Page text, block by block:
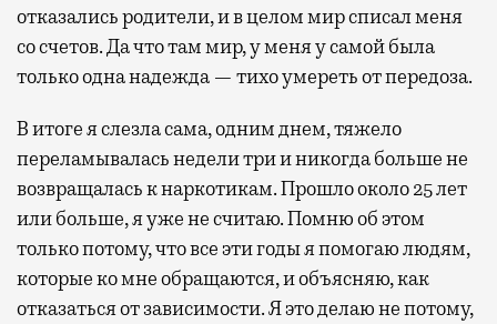
отказались родители, и в целом мир списал меня
со счетов. Да что там мир, у меня у самой была
только одна надежда — тихо умереть от передоза.
В итоге я слезла сама, одним днем, тяжело
переламывалась недели три и никогда больше не
возвращалась к наркотикам. Прошло около 25 лет
или больше, я уже не считаю. Помню об этом
только потому, что все эти годы я помогаю людям,
которые ко мне обращаются, и объясняю, как
отказаться от зависимости. Я это делаю не потому,